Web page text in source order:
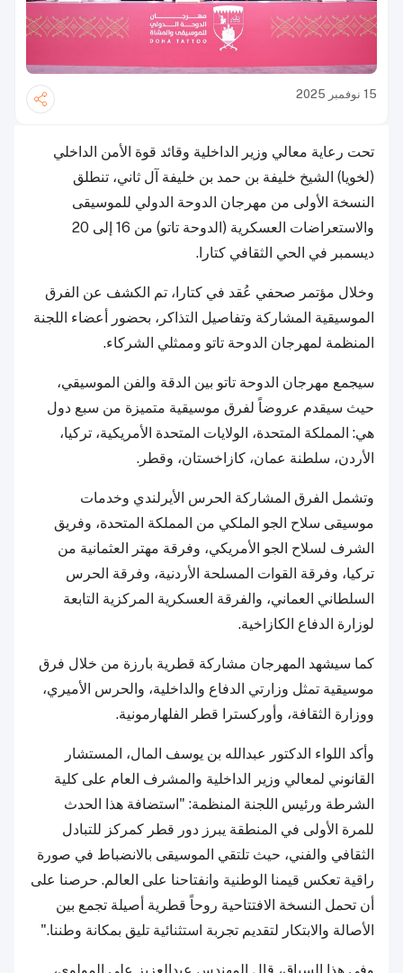
15 نوفمبر 2025
تحت رعاية معالي وزير الداخلية وقائد قوة الأمن الداخلي
(لخويا) الشيخ خليفة بن حمد بن خليفة آل ثاني، تنطلق
النسخة الأولى من مهرجان الدوحة الدولي للموسيقى
والاستعراضات العسكرية (الدوحة تاتو) من 16 إلى 20
ديسمبر في الحي الثقافي كتارا.
وخلال مؤتمر صحفي عُقد في كتارا، تم الكشف عن الفرق
الموسيقية المشاركة وتفاصيل التذاكر، بحضور أعضاء اللجنة
المنظمة لمهرجان الدوحة تاتو وممثلي الشركاء.
سيجمع مهرجان الدوحة تاتو بين الدقة والفن الموسيقي،
حيث سيقدم عروضاً لفرق موسيقية متميزة من سبع دول
هي: المملكة المتحدة، الولايات المتحدة الأمريكية، تركيا،
الأردن، سلطنة عمان، كازاخستان، وقطر.
وتشمل الفرق المشاركة الحرس الأيرلندي وخدمات
موسيقى سلاح الجو الملكي من المملكة المتحدة، وفريق
الشرف لسلاح الجو الأمريكي، وفرقة مهتر العثمانية من
تركيا، وفرقة القوات المسلحة الأردنية، وفرقة الحرس
السلطاني العماني، والفرقة العسكرية المركزية التابعة
لوزارة الدفاع الكازاخية.
كما سيشهد المهرجان مشاركة قطرية بارزة من خلال فرق
موسيقية تمثل وزارتي الدفاع والداخلية، والحرس الأميري،
ووزارة الثقافة، وأوركسترا قطر الفلهارمونية.
وأكد اللواء الدكتور عبدالله بن يوسف المال، المستشار
القانوني لمعالي وزير الداخلية والمشرف العام على كلية
الشرطة ورئيس اللجنة المنظمة: "استضافة هذا الحدث
للمرة الأولى في المنطقة يبرز دور قطر كمركز للتبادل
الثقافي والفني، حيث تلتقي الموسيقى بالانضباط في صورة
راقية تعكس قيمنا الوطنية وانفتاحنا على العالم. حرصنا على
أن تحمل النسخة الافتتاحية روحاً قطرية أصيلة تجمع بين
الأصالة والابتكار لتقديم تجربة استثنائية تليق بمكانة وطننا."